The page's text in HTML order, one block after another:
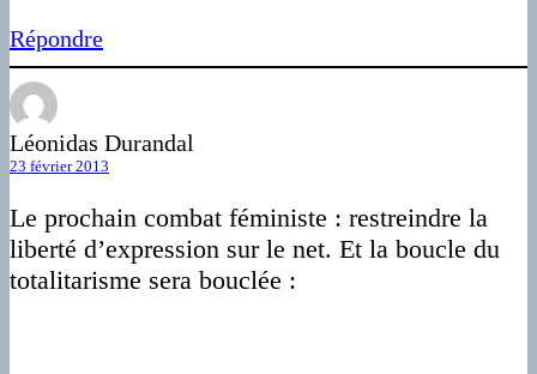
Répondre
Léonidas Durandal
23 février 2013
Le prochain combat féministe : restreindre la
liberté d’expression sur le net. Et la boucle du
totalitarisme sera bouclée :